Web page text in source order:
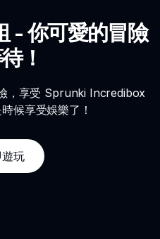
- 你可愛的冒險
！
，享受 Sprunki Incredibox
候享受娛樂了！
玩